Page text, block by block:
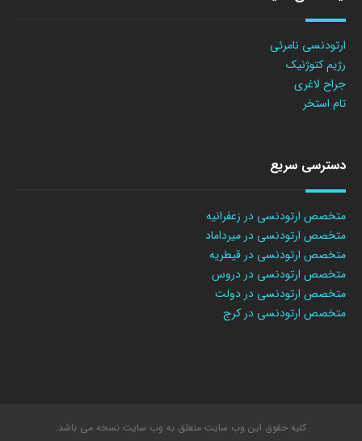
ارتودنسی نامرئی
رژیم کتوژنیک
جراح لاغری
تام استخر
دسترسی سریع
متخصص ارتودنسی در زعفرانیه
متخصص ارتودنسی در میرداماد
متخصص ارتودنسی در قیطریه
متخصص ارتودنسی در دروس
متخصص ارتودنسی در دولت
متخصص ارتودنسی در کرج
کلیه حقوق این وب سایت متعلق به وب سایت نسخه می باشد.